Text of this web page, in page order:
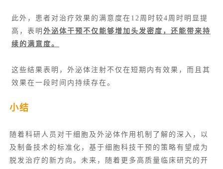
此外，患者对治疗效果的满意度在12周时较4周时明显提
高，表明 外泌体干预不仅能够增加头发密度，还能带来持
续的满意度。
这些结果表明，外泌体注射不仅在短期内有效果，而且其
效果在一段时间内持续存在。
小结
随着科研人员对干细胞及外泌体作用机制了解的深入，以
及制备技术的标准化，基于细胞科技干预的策略有望成为
脱发治疗的新方向。未来，随着更多高质量临床研究的开